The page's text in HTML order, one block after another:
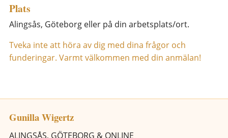
Plats
Alingsås, Göteborg eller på din arbetsplats/ort.
Tveka inte att höra av dig med dina frågor och
funderingar. Varmt välkommen med din anmälan!
Gunilla Wigertz
ALINGSÅS, GÖTEBORG & ONLINE